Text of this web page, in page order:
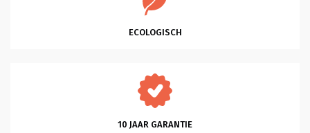
zelden tegenkom. Heel Fijn. Succes
ECOLOGISCH
10 JAAR GARANTIE